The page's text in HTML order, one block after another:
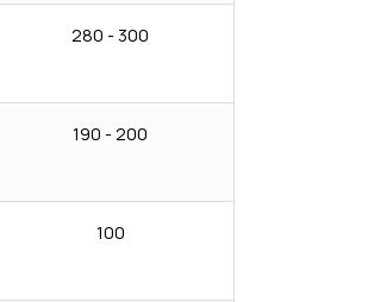
280 - 300
190 - 200
100